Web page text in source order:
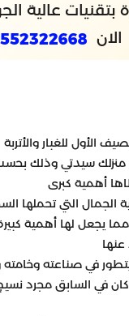
بتقنيات عالية
الان
الأول للغبار والأتربة
منزلك سيدتي وذلك
أهمية كبرى
التي تحملها
مما يجعل لها أهمية
عنها
في صناعته وخامته
في السابق مجرد نسيج